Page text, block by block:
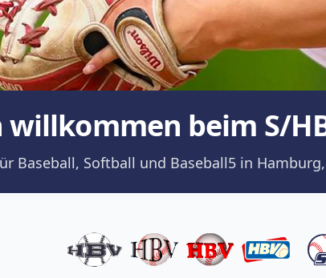
willkommen beim S/
Baseball, Softball und Baseball5 in